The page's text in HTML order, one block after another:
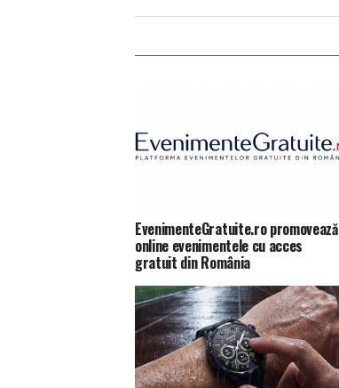
EvenimenteGratuite.ro promovează
online evenimentele cu acces
gratuit din România